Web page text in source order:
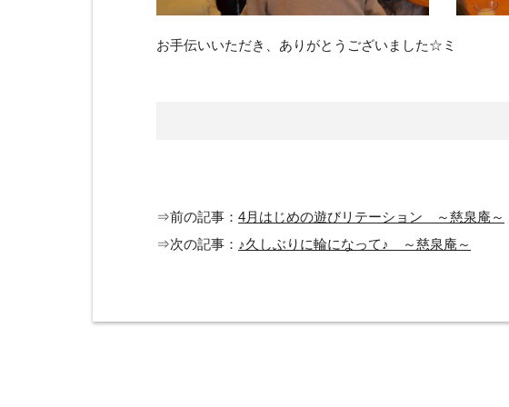
お手伝いいただき、ありがとうございました☆ミ
⇒前の記事： 4月はじめの遊びリテーション ～慈泉庵～
⇒次の記事： ♪久しぶりに輪になって♪ ～慈泉庵～